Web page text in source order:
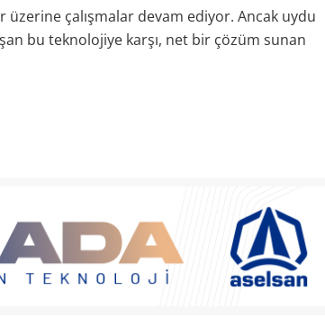
çalışmalar devam ediyor. Ancak uydu
bu teknolojiye karşı, net bir çözüm sunan